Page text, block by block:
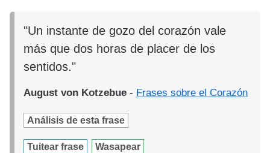
"Un instante de gozo del corazón vale
más que dos horas de placer de los
sentidos."
August von Kotzebue - Frases sobre el Corazón
Análisis de esta frase
Tuitear frase Wasapear